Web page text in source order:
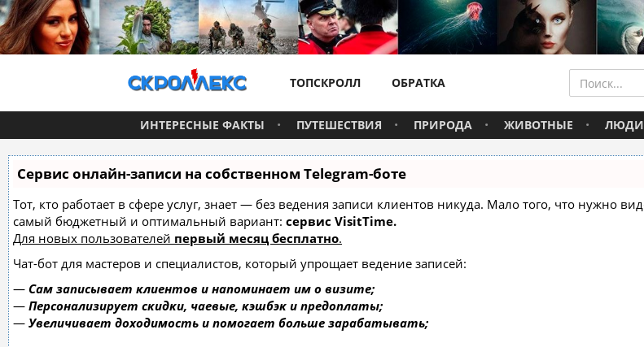
ТОПСКРОЛЛ ОБРАТКА
ИНТЕРЕСНЫЕ ФАКТЫ ПУТЕШЕСТВИЯ ПРИРОДА ЖИВОТНЫЕ ЛЮДИ
Сервис онлайн-записи на собственном Telegram-боте
Тот, кто работает в сфере услуг, знает — без ведения записи клиентов никуда. Мало того, что нужно
самый бюджетный и оптимальный вариант: сервис VisitTime.
Для новых пользователей первый месяц бесплатно.
Чат-бот для мастеров и специалистов, который упрощает ведение записей:
— Сам записывает клиентов и напоминает им о визите;
— Персонализирует скидки, чаевые, кэшбэк и предоплаты;
— Увеличивает доходимость и помогает больше зарабатывать;